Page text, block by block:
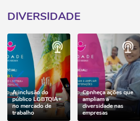
DIVERSIDADE
A inclusão do
público LGBTQIA+
no mercado de
trabalho
Conheça ações que
ampliam a
diversidade nas
empresas